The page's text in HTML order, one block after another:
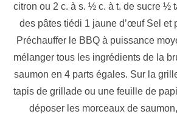
citron ou 2 c. à s. ½ c. à t. de sucre ½
des pâtes tiédi 1 jaune d’œuf Sel et
Préchauffer le BBQ à puissance
mélanger tous les ingrédients de la
saumon en 4 parts égales. Sur la
tapis de grillade ou une feuille de
déposer les morceaux de